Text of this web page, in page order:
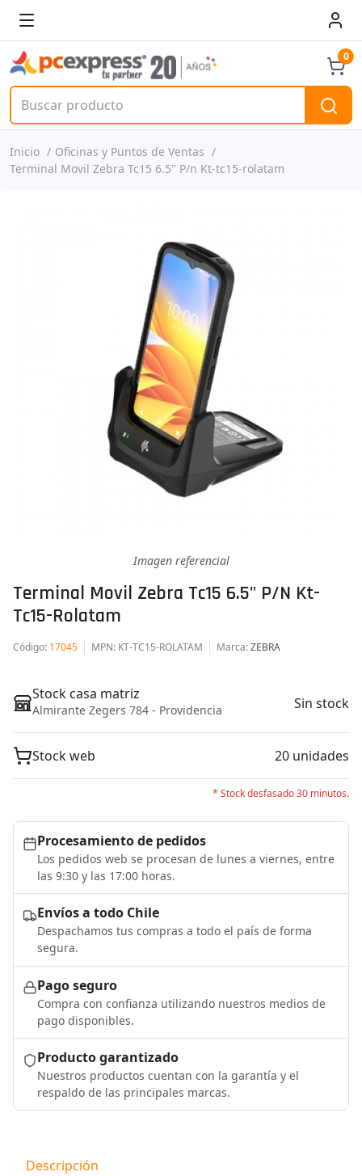
0
Inicio
Oficinas y Puntos de Ventas
Terminal Movil Zebra Tc15 6.5" P/n Kt-tc15-rolatam
Imagen referencial
Terminal Movil Zebra Tc15 6.5" P/n Kt-
Tc15-Rolatam
Código: 17045 MPN: KT-TC15-ROLATAM Marca:ZEBRA
Stock casa matriz
Almirante Zegers 784 - Providencia Sin stock
Stock web 20 unidades
* Stock desfasado 30 minutos.
Procesamiento de pedidos
Los pedidos web se procesan de lunes a viernes, entre
las 9:30 y las 17:00 horas.
Envíos a todo Chile
Despachamos tus compras a todo el país de forma
segura.
Pago seguro
Compra con confianza utilizando nuestros medios de
pago disponibles.
Producto garantizado
Nuestros productos cuentan con la garantía y el
respaldo de las principales marcas.
Descripción